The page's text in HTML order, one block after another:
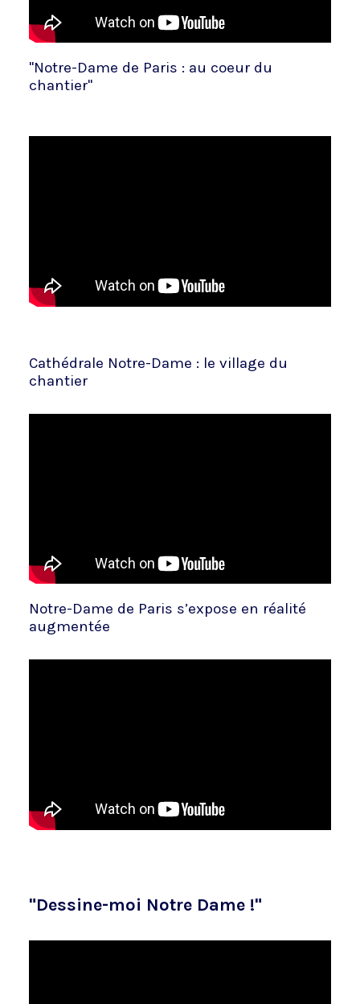
"Notre-Dame de Paris : au coeur du
chantier"
Cathédrale Notre-Dame : le village du
chantier
Notre-Dame de Paris s’expose en réalité
augmentée
"Dessine-moi Notre Dame !"